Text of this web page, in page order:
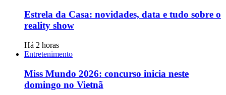
Estrela da Casa: novidades, data e tudo sobre o
reality show
Há 2 horas
Entretenimento
Miss Mundo 2026: concurso inicia neste
domingo no Vietnã